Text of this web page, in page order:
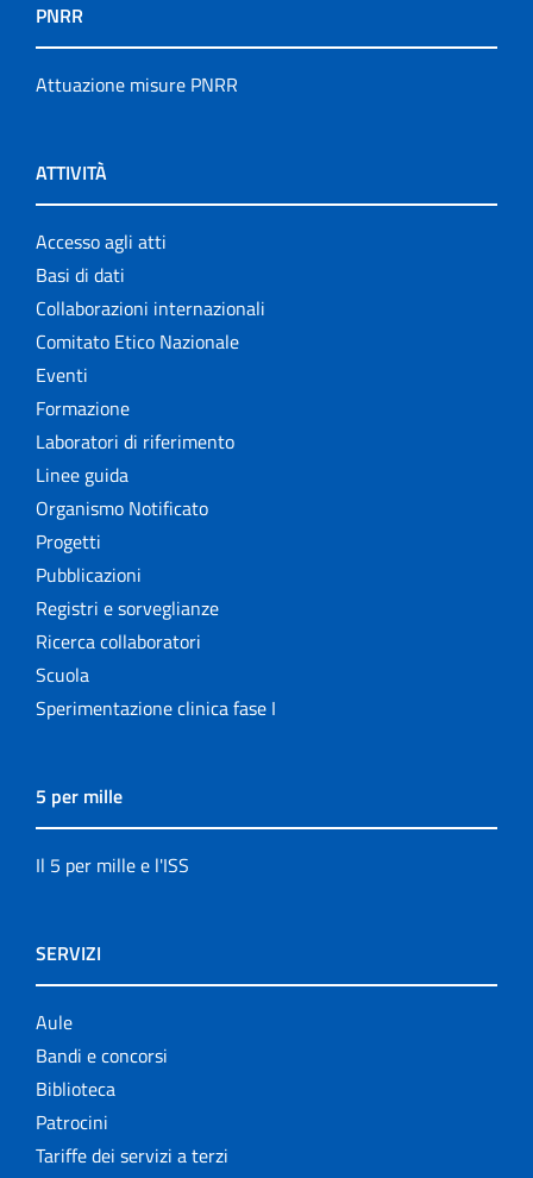
PNRR
Attuazione misure PNRR
ATTIVITÀ
Accesso agli atti
Basi di dati
Collaborazioni internazionali
Comitato Etico Nazionale
Eventi
Formazione
Laboratori di riferimento
Linee guida
Organismo Notificato
Progetti
Pubblicazioni
Registri e sorveglianze
Ricerca collaboratori
Scuola
Sperimentazione clinica fase I
5 per mille
Il 5 per mille e l'ISS
SERVIZI
Aule
Bandi e concorsi
Biblioteca
Patrocini
Tariffe dei servizi a terzi